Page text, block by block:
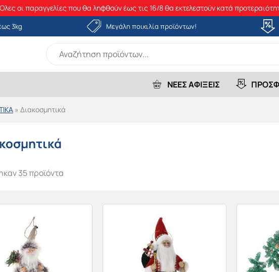
οι παραγγελίες που θα ληφθούν έως τις 16/8 θα εκτελεστούν κατά
3kg Μεγάλη ποικιλία προϊόντων!
ΝΕΕΣ ΑΦΙΞΕΙΣ
» Διακοσμητικά
35 προϊόντα